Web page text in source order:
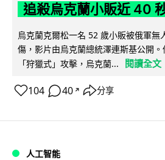
追殺烏克蘭小販近 40
烏克蘭克爾松一名 52 歲小販被俄軍無
傷，影片由烏克蘭總統澤連斯基公開
「狩獵式」攻擊，烏克蘭...
閱讀全文
104 40 ↗ 分享
人工智能